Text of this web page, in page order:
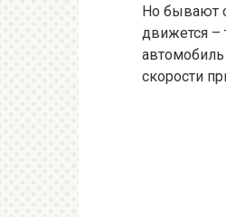
Но бывают
движется –
скорости